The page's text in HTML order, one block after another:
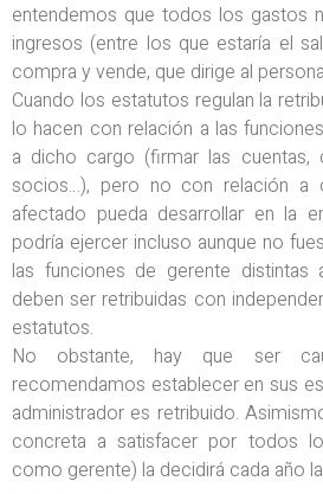
entendemos que todos los gastos
ingresos (entre los que estaría el
compra y vende, que dirige al
Cuando los estatutos regulan la
lo hacen con relación a las
a dicho cargo (firmar las cuentas,
socios…), pero no con relación a
afectado pueda desarrollar en la
podría ejercer incluso aunque no
las funciones de gerente distintas
deben ser retribuidas con
estatutos.
No obstante, hay que ser
recomendamos establecer en sus
administrador es retribuido.
concreta a satisfacer por todos
como gerente) la decidirá cada año